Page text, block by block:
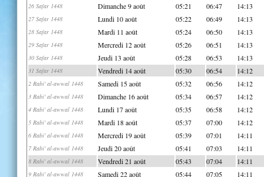
26 Safar 1448 Dimanche 9 août 05:21 06:47 14:13
27 Safar 1448 Lundi 10 août 05:22 06:49 14:13
28 Safar 1448 Mardi 11 août 05:24 06:50 14:13
29 Safar 1448 Mercredi 12 août 05:26 06:51 14:13
30 Safar 1448 Jeudi 13 août 05:28 06:53 14:13
31 Safar 1448 Vendredi 14 août 05:30 06:54 14:12
2 Rabi' al-awwal 1448 Samedi 15 août 05:32 06:56 14:12
3 Rabi' al-awwal 1448 Dimanche 16 août 05:34 06:57 14:12
4 Rabi' al-awwal 1448 Lundi 17 août 05:35 06:58 14:12
5 Rabi' al-awwal 1448 Mardi 18 août 05:37 07:00 14:12
6 Rabi' al-awwal 1448 Mercredi 19 août 05:39 07:01 14:11
7 Rabi' al-awwal 1448 Jeudi 20 août 05:41 07:03 14:11
8 Rabi' al-awwal 1448 Vendredi 21 août 05:43 07:04 14:11
9 Rabi' al-awwal 1448 Samedi 22 août 05:44 07:05 14:11